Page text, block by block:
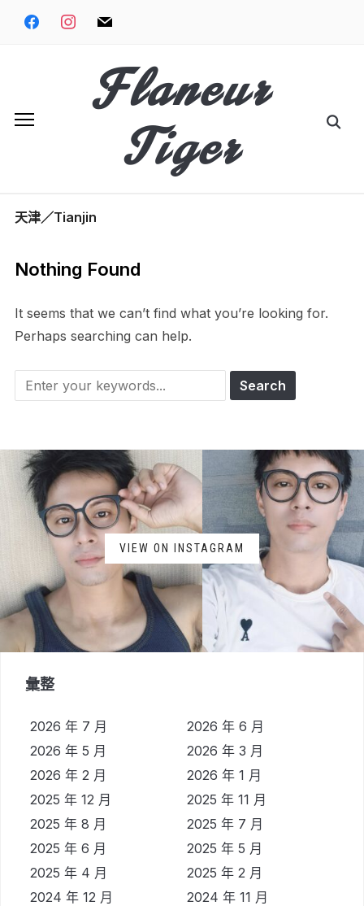
facebookinstagrammail
Flaneur
Tiger
Search
天津／Tianjin
Nothing Found
It seems that we can’t find what you’re looking for.
Perhaps searching can help.
Search
for:
VIEW ON INSTAGRAM
彙整
2026 年 7 月
2026 年 6 月
2026 年 5 月
2026 年 3 月
2026 年 2 月
2026 年 1 月
2025 年 12 月
2025 年 11 月
2025 年 8 月
2025 年 7 月
2025 年 6 月
2025 年 5 月
2025 年 4 月
2025 年 2 月
2024 年 12 月
2024 年 11 月